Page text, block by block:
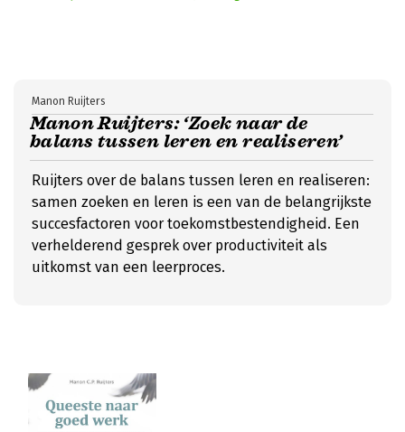
Manon Ruijters: ‘Zoek naar de
balans tussen leren en realiseren’
Manon Ruijters
Ruijters over de balans tussen leren en realiseren:
samen zoeken en leren is een van de belangrijkste
succesfactoren voor toekomstbestendigheid. Een
verhelderend gesprek over productiviteit als
uitkomst van een leerproces.